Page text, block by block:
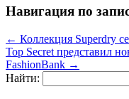
Навигация по
← Коллекция Superdry
Top Secret представил
FashionBank →
Найти: